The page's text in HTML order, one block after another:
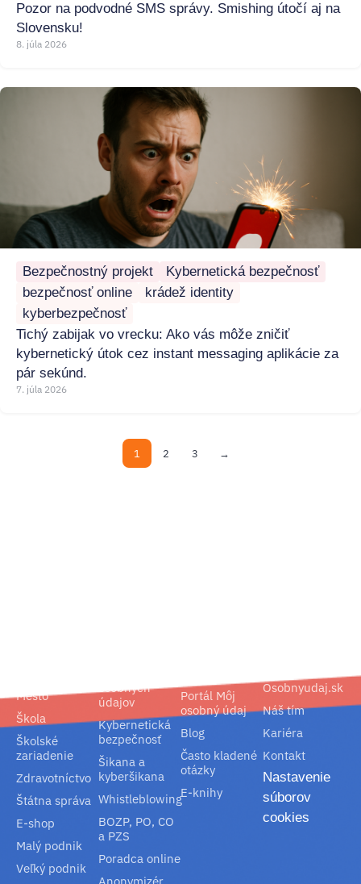
Pozor na podvodné SMS správy. Smishing útočí aj na
Slovensku!
8. júla 2026
Bezpečnostný projekt
Kybernetická bezpečnosť
bezpečnosť online
krádež identity
kyberbezpečnosť
Tichý zabijak vo vrecku: Ako vás môže zničiť
kybernetický útok cez instant messaging aplikácie za
pár sekúnd.
7. júla 2026
1 2 3 →
Mesto
Škola
Školské
zariadenie
Zdravotníctvo
Štátna správa
E-shop
Malý podnik
Veľký podnik
osobných
údajov
Kybernetická
bezpečnosť
Šikana a
kyberšikana
Whistleblowing
BOZP, PO, CO
a PZS
Poradca online
Portál Môj
osobný údaj
Blog
Často kladené
otázky
E-knihy
Osobnyudaj.sk
Náš tím
Kariéra
Kontakt
Nastavenie
súborov
cookies